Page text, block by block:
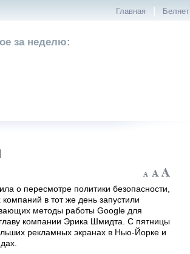
Главная | Белнет
за неделю:
о пересмотре политики безопасности,
в тот же день запустили
методы работы Google для
компании Эрика Шмидта. С пятницы
рекламных экранах в Нью-Йорке и